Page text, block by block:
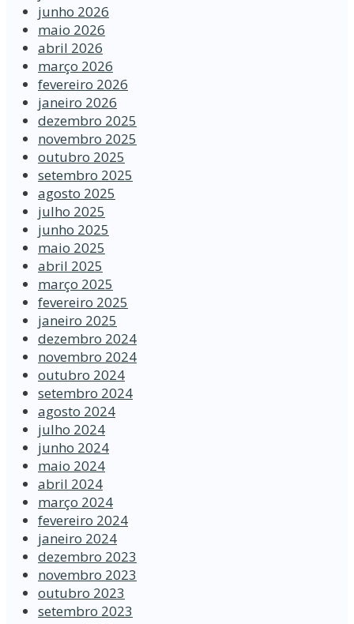
junho 2026
maio 2026
abril 2026
março 2026
fevereiro 2026
janeiro 2026
dezembro 2025
novembro 2025
outubro 2025
setembro 2025
agosto 2025
julho 2025
junho 2025
maio 2025
abril 2025
março 2025
fevereiro 2025
janeiro 2025
dezembro 2024
novembro 2024
outubro 2024
setembro 2024
agosto 2024
julho 2024
junho 2024
maio 2024
abril 2024
março 2024
fevereiro 2024
janeiro 2024
dezembro 2023
novembro 2023
outubro 2023
setembro 2023